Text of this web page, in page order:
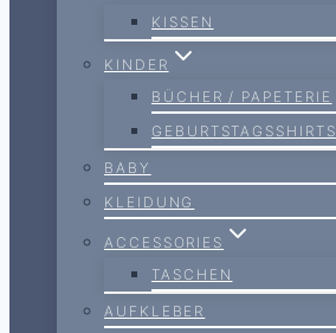
KISSEN
KINDER
BÜCHER / PAPETERIE
GEBURTSTAGSSHIRTS
BABY
KLEIDUNG
ACCESSORIES
TASCHEN
AUFKLEBER